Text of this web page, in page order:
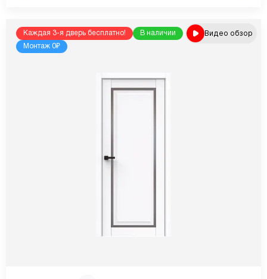
Каждая 3-я дверь бесплатно!
В наличии
Монтаж 0₽
Видео обзор